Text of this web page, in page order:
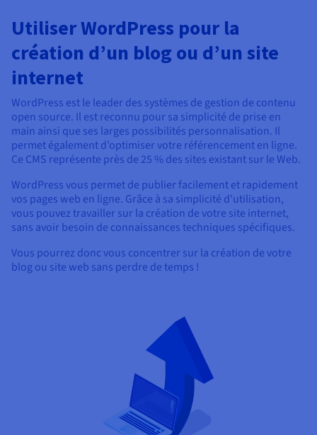
Utiliser WordPress pour la
création d’un blog ou d’un site
internet
WordPress est le leader des systèmes de gestion de contenu
open source. Il est reconnu pour sa simplicité de prise en
main ainsi que ses larges possibilités personnalisation. Il
permet également d’optimiser votre référencement en ligne.
Ce CMS représente près de 25 % des sites existant sur le Web.
WordPress vous permet de publier facilement et rapidement
vos pages web en ligne. Grâce à sa simplicité d'utilisation,
vous pouvez travailler sur la création de votre site internet,
sans avoir besoin de connaissances techniques spécifiques.
Vous pourrez donc vous concentrer sur la création de votre
blog ou site web sans perdre de temps !